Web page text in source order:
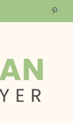
P